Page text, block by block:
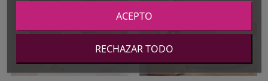
RECHAZAR TODO
ACEPTO